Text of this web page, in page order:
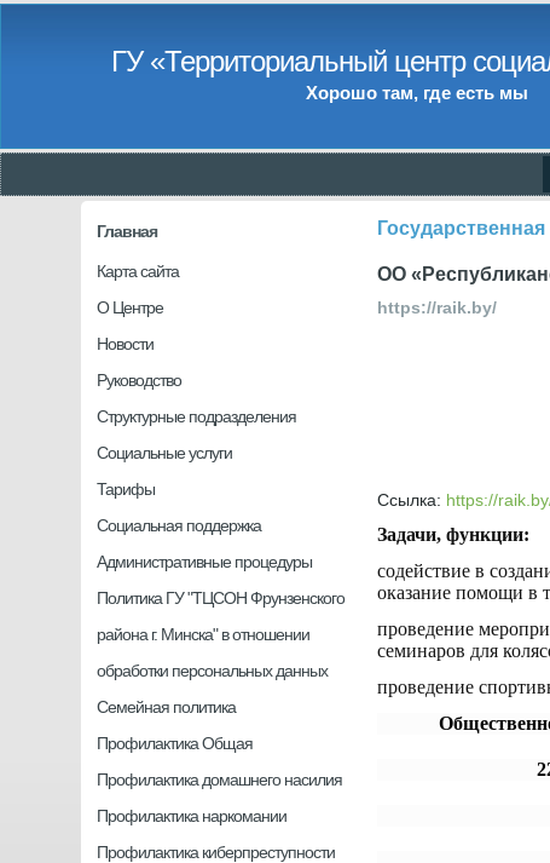
ГУ «Территориальный центр
Хорошо там, где есть мы
Главная
Карта сайта
О Центре
Новости
Руководство
Структурные подразделения
Социальные услуги
Тарифы
Социальная поддержка
Административные процедуры
Политика ГУ "ТЦСОН Фрунзенского
района г. Минска" в отношении
обработки персональных данных
Семейная политика
Профилактика Общая
Профилактика домашнего насилия
Профилактика наркомании
Профилактика киберпреступности
ОО
https://raik.by/
Ссылка: https://
Задачи, функции:
содействие в
оказание помощи в
проведение
семинаров для
проведение